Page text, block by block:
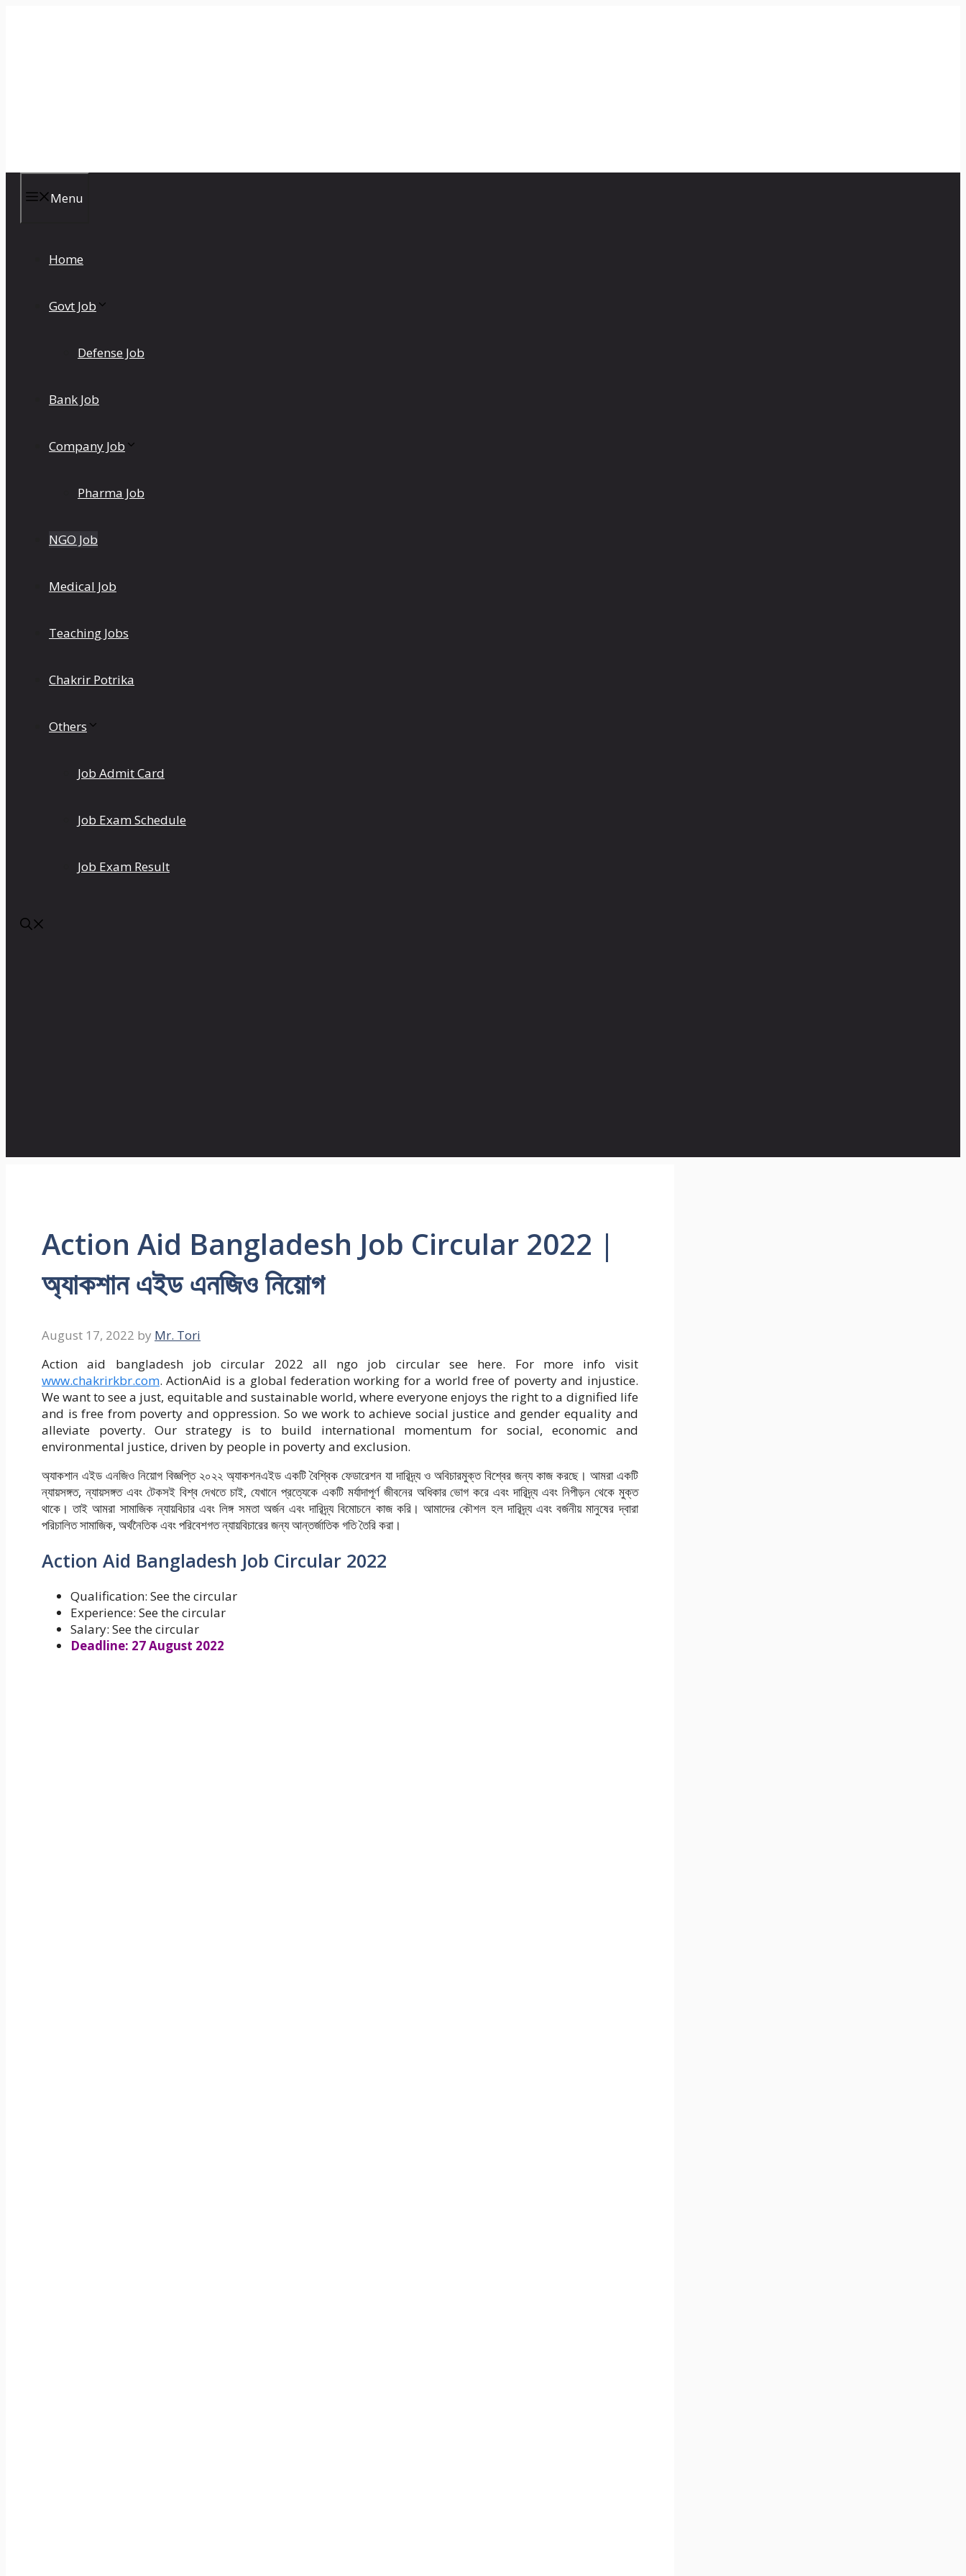
Menu
Home
Govt Job
Defense Job
Bank Job
Company Job
Pharma Job
NGO Job
Medical Job
Teaching Jobs
Chakrir Potrika
Others
Job Admit Card
Job Exam Schedule
Job Exam Result
Action Aid Bangladesh Job Circular 2022 |
অ্যাকশান এইড এনজিও নিয়োগ
August 17, 2022 by Mr. Tori
Action aid bangladesh job circular 2022 all ngo job circular see here. For more info visit
www.chakrirkbr.com. ActionAid is a global federation working for a world free of poverty and injustice.
We want to see a just, equitable and sustainable world, where everyone enjoys the right to a dignified life
and is free from poverty and oppression. So we work to achieve social justice and gender equality and
alleviate poverty. Our strategy is to build international momentum for social, economic and
environmental justice, driven by people in poverty and exclusion.
অ্যাকশান এইড এনজিও নিয়োগ বিজ্ঞপ্তি ২০২২ অ্যাকশনএইড একটি বৈশ্বিক ফেডারেশন যা দারিদ্র্য ও অবিচারমুক্ত বিশ্বের জন্য কাজ করছে। আমরা একটি
ন্যায়সঙ্গত, ন্যায়সঙ্গত এবং টেকসই বিশ্ব দেখতে চাই, যেখানে প্রত্যেকে একটি মর্যাদাপূর্ণ জীবনের অধিকার ভোগ করে এবং দারিদ্র্য এবং নিপীড়ন থেকে মুক্ত
থাকে। তাই আমরা সামাজিক ন্যায়বিচার এবং লিঙ্গ সমতা অর্জন এবং দারিদ্র্য বিমোচনে কাজ করি। আমাদের কৌশল হল দারিদ্র্য এবং বর্জনীয় মানুষের দ্বারা
পরিচালিত সামাজিক, অর্থনৈতিক এবং পরিবেশগত ন্যায়বিচারের জন্য আন্তর্জাতিক গতি তৈরি করা।
Action Aid Bangladesh Job Circular 2022
Qualification: See the circular
Experience: See the circular
Salary: See the circular
Deadline: 27 August 2022